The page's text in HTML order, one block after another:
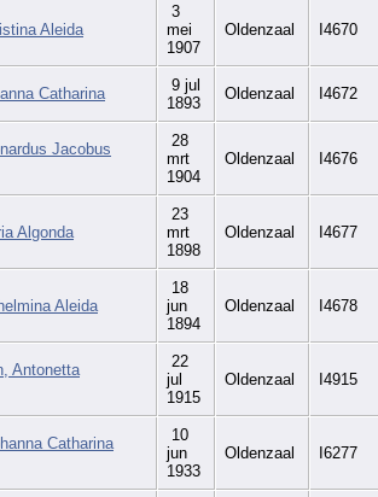
Aleida
3
mei
1907
Oldenzaal I4670
Catharina
9 jul
1893
Oldenzaal I4672
Jacobus
28
mrt
1904
Oldenzaal I4676
Algonda
23
mrt
1898
Oldenzaal I4677
Aleida
18
jun
1894
Oldenzaal I4678
Antonetta
22
jul
1915
Oldenzaal I4915
Catharina
10
jun
1933
Oldenzaal I6277